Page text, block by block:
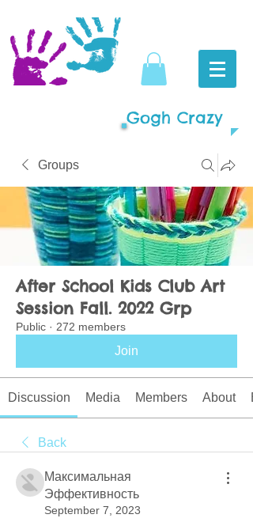
Gogh Crazy
Groups
After School Kids Club Art
Session Fall. 2022 Grp
Public · 272 members
Join
Discussion Media Members About
Back
Максимальная
Эффективность
September 7, 2023